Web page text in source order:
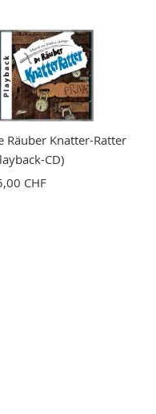
Räuber Knatter-Ratter
CD)
CHF